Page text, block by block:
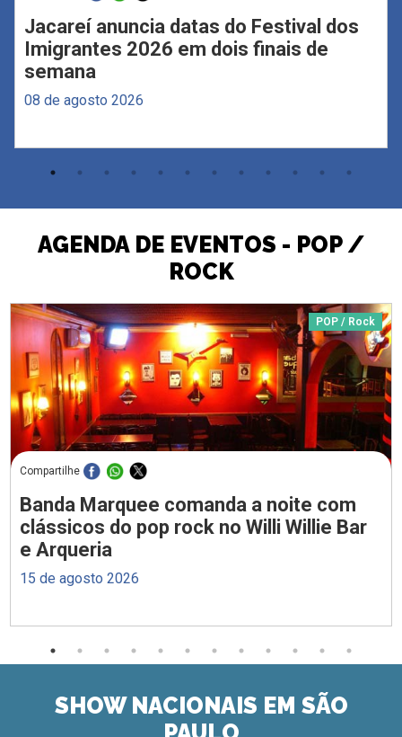
Jacareí anuncia datas do Festival dos
Imigrantes 2026 em dois finais de
semana
08 de agosto 2026
AGENDA DE EVENTOS - POP /
ROCK
POP / Rock
Compartilhe
Banda Marquee comanda a noite com
clássicos do pop rock no Willi Willie Bar
e Arqueria
15 de agosto 2026
SHOW NACIONAIS EM SÃO